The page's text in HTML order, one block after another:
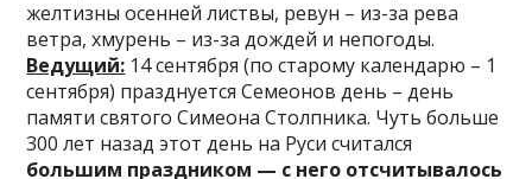
желтизны осенней листвы, ревун – из-за рева
ветра, хмурень – из-за дождей и непогоды.
Ведущий: 14 сентября (по старому календарю – 1
сентября) празднуется Семеонов день – день
памяти святого Симеона Столпника. Чуть больше
300 лет назад этот день на Руси считался
большим праздником — с него отсчитывалось